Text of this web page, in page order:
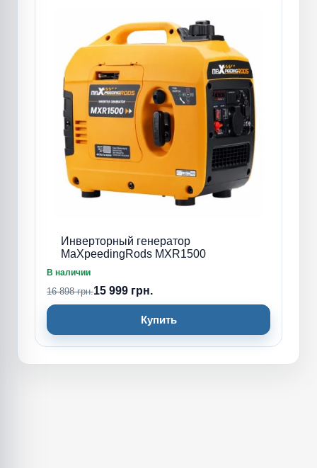
Инверторный генератор
MaXpeedingRods MXR1500
В наличии
16 898 грн.15 999 грн.
Купить